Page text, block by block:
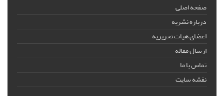
صفحه اصلی
درباره نشریه
اعضای هیات تحریریه
ارسال مقاله
تماس با ما
نقشه سایت